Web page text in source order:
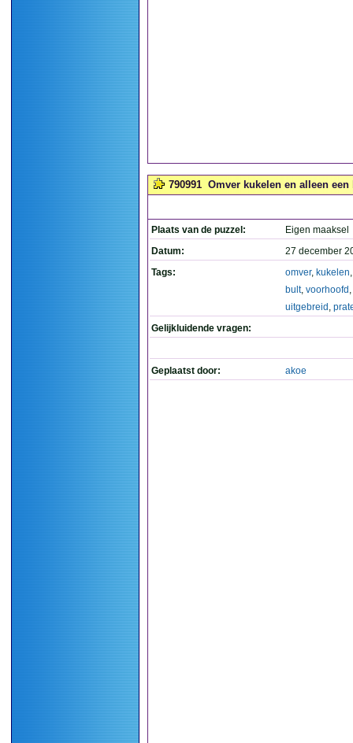
790991 Omver kukelen en alleen
Plaats van de puzzel:
Eigen maaksel
Datum:
27 december
Tags:
omver, kukelen
bult, voorhoofd ,
uitgebreid ,
Gelijkluidende vragen:
Geplaatst door: akoe